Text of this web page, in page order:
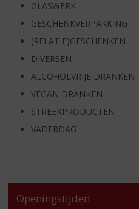
GLASWERK
GESCHENKVERPAKKING
(RELATIE)GESCHENKEN
DIVERSEN
ALCOHOLVRIJE DRANKEN
VEGAN DRANKEN
STREEKPRODUCTEN
VADERDAG
Openingstijden